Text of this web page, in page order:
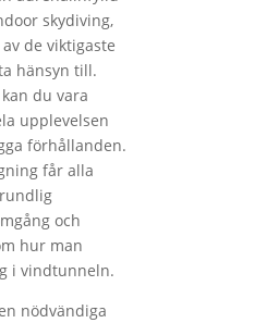
skydiving,
de viktigaste
hänsyn till.
du vara
upplevelsen
förhållanden.
får alla
och
hur man
i vindtunneln.
nödvändiga